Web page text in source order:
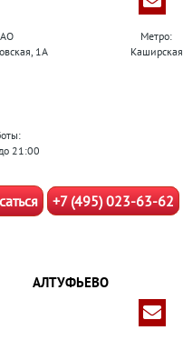
1А
Метро:
Каширская
21:00
+7 (495) 023-63-62
АЛТУФЬЕВО